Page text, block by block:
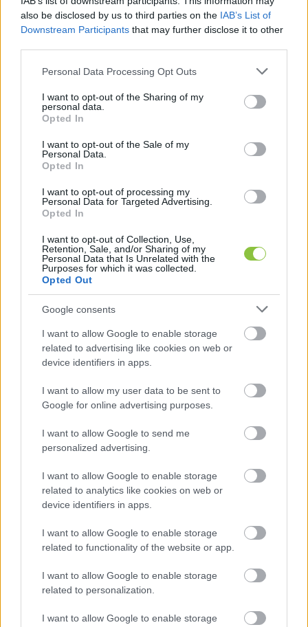
also be disclosed by us to third parties on the IAB’s List of
Downstream Participants that may further disclose it to other
Please note that this website/app uses one or more Google
not limited to your visit or usage behaviour. You may click to
grant or deny consent to Google and its third-party tags to
use your data for below specified purposes in below Google
consent section.
Personal Data Processing Opt Outs
I want to opt-out of the Sharing of my
personal data.
Opted In
I want to opt-out of the Sale of my
Personal Data.
Opted In
I want to opt-out of processing my
Personal Data for Targeted Advertising.
Opted In
I want to opt-out of Collection, Use,
Retention, Sale, and/or Sharing of my
Personal Data that Is Unrelated with the
Purposes for which it was collected.
Opted Out
Google consents
I want to allow Google to enable storage
related to advertising like cookies on web or
device identifiers in apps.
I want to allow my user data to be sent to
Google for online advertising purposes.
I want to allow Google to send me
personalized advertising.
I want to allow Google to enable storage
related to analytics like cookies on web or
device identifiers in apps.
I want to allow Google to enable storage
related to functionality of the website or app.
I want to allow Google to enable storage
related to personalization.
I want to allow Google to enable storage
majd. A szakmai munkát felelős szerkesztőként
tapasztalt újságírónk, Hraskó István irányítja, az
lapigazgatónk látja el.
A változás további újdonságokat hoz magával,
fenntartható pályán tartsuk. Olvasóink közül
sokan kitöltötték 2025-ös kérdőívünket,
amelyben jeleztük: a jövőben kiemelt figyelmet
fordítunk Önökre, és tudatosan alakítunk ki egy
gyakoribb közönségtalálkozókban, valamint a
hamarosan megújuló weboldalunkon elérhető új
szolgáltatásokban is megmutatkozik majd.
HIRDETÉS
Ami biztosan nem változik: továbbra is
függetlenek leszünk és szabadok, kritikusak,
érintő társadalmi kérdésekben. Számos KecsUP
választási kampány idején, és igyekszünk
eligazodást a voksolással kapcsolatosan.